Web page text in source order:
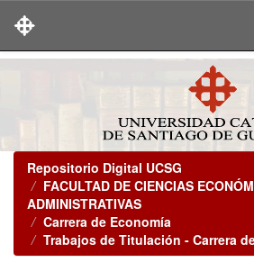
Repositorio Digital UCSG
FACULTAD DE CIENCIAS
ADMINISTRATIVAS
Carrera de Economía
Trabajos de Titulación - Carrera